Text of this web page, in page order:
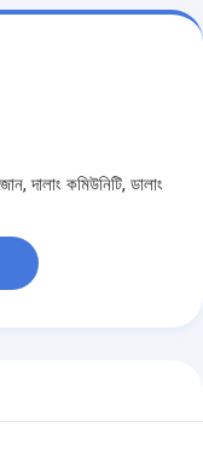
দালাং কমিউনিটি, ডালাং